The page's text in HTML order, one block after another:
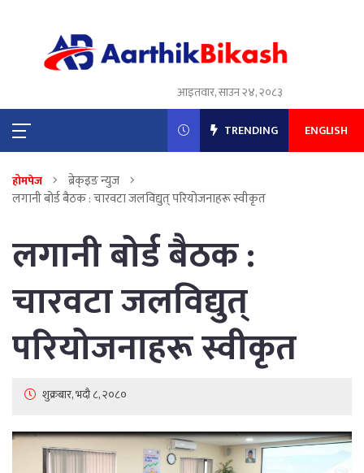
आइतवार, साउन २४, २०८३
TRENDING ENGLISH
होमपेज
ब्रेक्इङ न्युज
लगानी बोर्ड बैठक : चारवटा जलविद्युत् परियोजनाहरू स्वीकृत
लगानी बोर्ड बैठक :
चारवटा जलविद्युत्
परियोजनाहरू स्वीकृत
शुक्रबार, भदौ ८, २०८०